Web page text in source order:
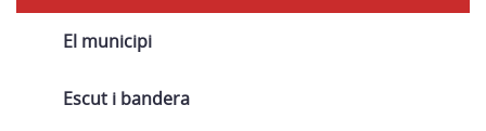
El municipi
Escut i bandera